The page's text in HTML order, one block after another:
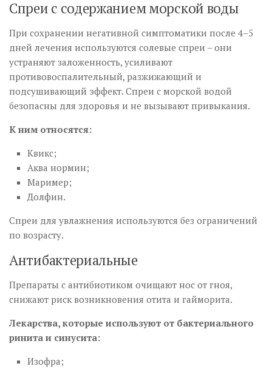
Спреи с содержанием морской воды
При сохранении негативной симптоматики после 4–5
дней лечения используются солевые спреи – они
устраняют заложенность, усиливают
противовоспалительный, разжижающий и
подсушивающий эффект. Спреи с морской водой
безопасны для здоровья и не вызывают привыкания.
К ним относятся:
Квикс;
Аква нормин;
Маример;
Долфин.
Спреи для увлажнения используются без ограничений
по возрасту.
Антибактериальные
Препараты с антибиотиком очищают нос от гноя,
снижают риск возникновения отита и гайморита.
Лекарства, которые используют от бактериального
ринита и синусита:
Изофра;